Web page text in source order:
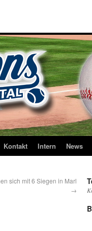
Kontakt Intern News
sich mit 6 Siegen in Marl
→